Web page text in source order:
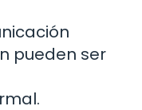
pueden ser